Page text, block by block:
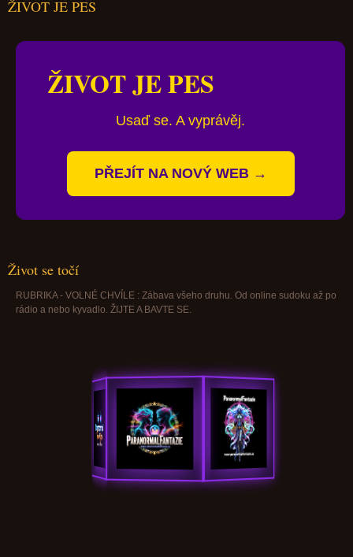
ŽIVOT JE PES
ŽIVOT JE PES
Usaď se. A vyprávěj.
PŘEJÍT NA NOVÝ WEB →
Život se točí
RUBRIKA - VOLNÉ CHVÍLE : Zábava všeho druhu. Od online sudoku až po
rádio a nebo kyvadlo. ŽIJTE A BAVTE SE.